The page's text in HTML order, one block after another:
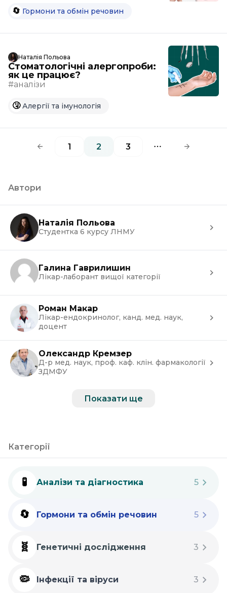
🔄 Гормони та обмін речовин
Наталія Польова
Стоматологічні алергопроби:
як це працює?
#аналізи
🤧 Алергії та імунологія
1 2 3 More pages
Категорії
🧪 Аналізи та діагностика 5
🔄 Гормони та обмін речовин 5
🧬 Генетичні дослідження 3
🦠 Інфекції та віруси 3
Автори
Наталія Польова
Студентка 6 курсу ЛНМУ
Галина Гаврилишин
Лікар-лаборант вищої категорії
Роман Макар
Лікар-ендокринолог, канд. мед. наук,
доцент
Олександр Кремзер
Д-р мед. наук, проф. каф. клін. фармакології
ЗДМФУ
Показати ще